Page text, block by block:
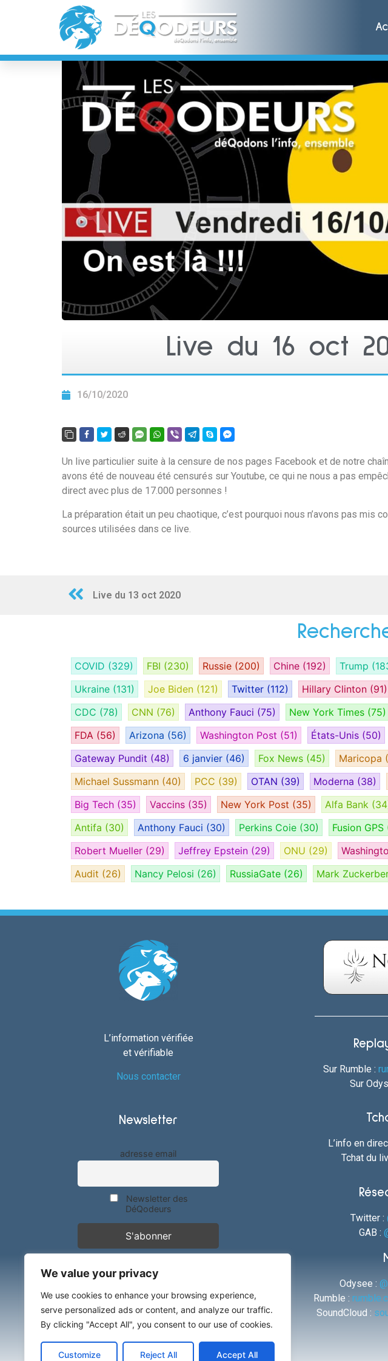
We value your privacy
We use cookies to enhance your browsing experience,
serve personalized ads or content, and analyze our traffic.
By clicking "Accept All", you consent to our use of cookies.
Customize Reject All Accept All
Live du 16 oct
16/10/2020
Un live particulier suite à la censure de nos pages Facebook et de notre
avons été de nouveau été censurés sur Youtube, ce qui ne nous a pas
direct avec plus de 17.000 personnes !
La préparation était un peu chaotique, c’est pourquoi nous n’avons pas mis
sources utilisées dans ce live.
Live du 13 oct 2020
COVID (329) FBI (230) Russie (200) Chine (192) Trump
Ukraine (131) Joe Biden (121) Twitter (112) Hillary Clinton (91)
CDC (78) CNN (76) Anthony Fauci (75) New York Times (75)
FDA (56) Arizona (56) Washington Post (51) États-Unis (50)
Gateway Pundit (48) 6 janvier (46) Fox News (45) Maricopa
Michael Sussmann (40) PCC (39) OTAN (39) Moderna (38)
Big Tech (35) Vaccins (35) New York Post (35) Alfa Bank
Antifa (30) Anthony Fauci (30) Perkins Coie (30) Fusion GPS
Robert Mueller (29) Jeffrey Epstein (29) ONU (29)
Audit (26) Nancy Pelosi (26) RussiaGate (26) Mark
L’information vérifiée
et vérifiable
Nous contacter
Newsletter
adresse email
Newsletter des
DéQodeurs
Sur Rumble :
Sur
L’info en
Tchat du
Twitter :
GAB :
Odysee :
Rumble :
SoundCloud :